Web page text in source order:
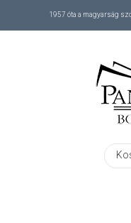
1957 óta a magyarság